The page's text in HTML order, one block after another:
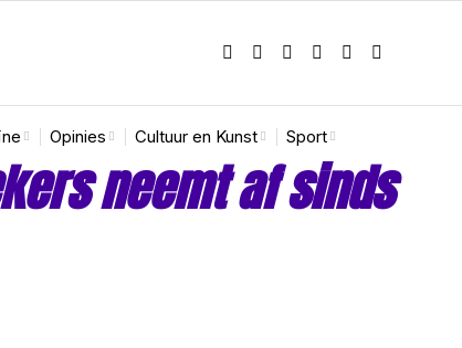
Opinies Cultuur en Kunst Sport
neemt af sinds